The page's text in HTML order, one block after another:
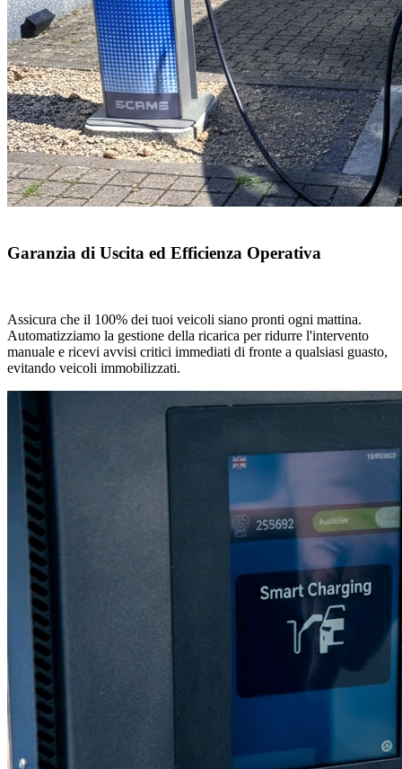
Garanzia di Uscita ed Efficienza Operativa
Assicura che il 100% dei tuoi veicoli siano pronti ogni mattina.
Automatizziamo la gestione della ricarica per ridurre l'intervento
manuale e ricevi avvisi critici immediati di fronte a qualsiasi guasto,
evitando veicoli immobilizzati.